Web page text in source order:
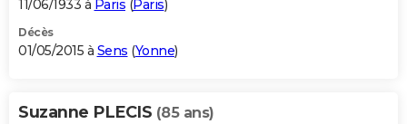
11/06/1933 à Paris (Paris)
Décès
01/05/2015 à Sens (Yonne)
Suzanne PLECIS (85 ans)